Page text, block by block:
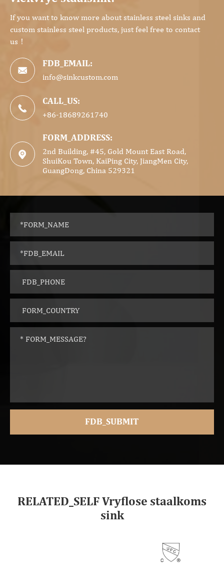
If you want to know more about stainless steel sinks and
custom stainless steel products, just feel free to contact
us！

FDB_EMAIL:
info@sinkcustom.com

CALL_US:
+86-18689261740

FORM_ADDRESS:
2nd Building, #45, Gold Mount East Road,
ShuiKou Town, KaiPing City, JiangMen City,
GuangDong, China 529321
RELATED_SELF Vryflose staalkoms
sink